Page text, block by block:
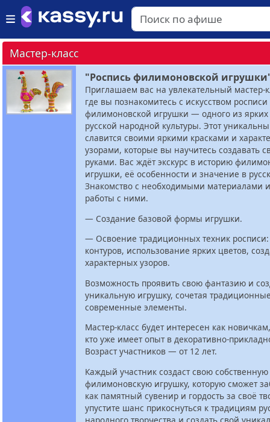
Мастер-класс
"Роспись филимоновской
Приглашаем вас на увлекательный мастер-
где вы познакомитесь с искусством росписи
филимоновской игрушки — одного из
русской народной культуры. Этот
славится своими яркими красками и
узорами, которые вы научитесь создавать
руками. Вас ждёт экскурс в историю
игрушки, её особенности и значение в
Знакомство с необходимыми материалами
работы с ними.
— Создание базовой формы игрушки.
— Освоение традиционных техник
контуров, использование ярких цветов,
характерных узоров.
Возможность проявить свою фантазию и
уникальную игрушку, сочетая
современные элементы.
Мастер-класс будет интересен как
кто уже имеет опыт в декоративно-
Возраст участников — от 12 лет.
Каждый участник создаст свою собственную
филимоновскую игрушку, которую сможет
как памятный сувенир и гордость за своё
упустите шанс прикоснуться к традициям